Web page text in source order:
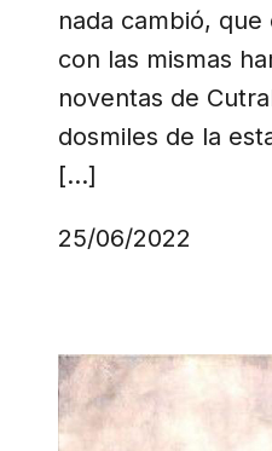
nada cambió,
con las mismas
noventas de
dosmiles de la
[…]
25/06/2022